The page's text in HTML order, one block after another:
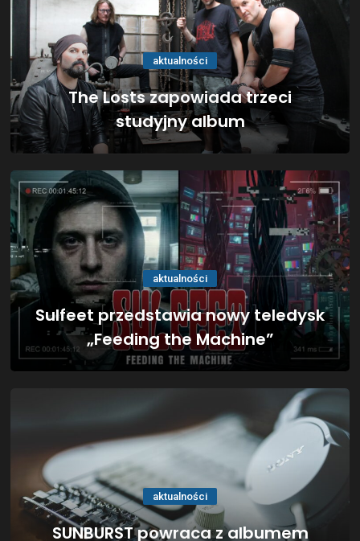
aktualności
The Losts zapowiada trzeci
studyjny album
aktualności
Sulfeet przedstawia nowy teledysk
„Feeding the Machine”
aktualności
SUNBURST powraca z albumem